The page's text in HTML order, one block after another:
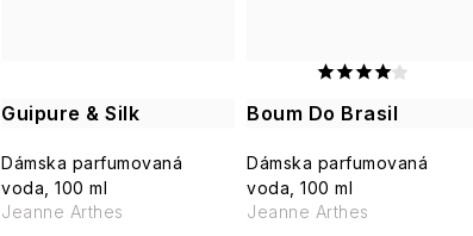
Guipure & Silk
Dámska parfumovaná
voda, 100 ml
Jeanne Arthes
Boum Do Brasil
Dámska parfumovaná
voda, 100 ml
Jeanne Arthes